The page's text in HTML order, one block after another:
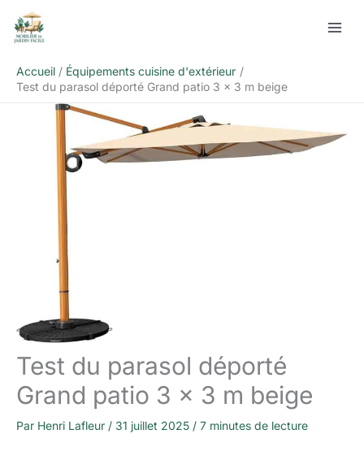
Accueil
Équipements cuisine d'extérieur
Test du parasol déporté Grand patio 3 x 3 m beige
Test du parasol déporté
Grand patio 3 x 3 m beige
Par Henri Lafleur / 31 juillet 2025 / 7 minutes de lecture
Rechercher